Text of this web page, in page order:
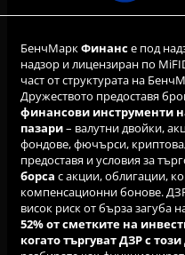
БенчМаркФинансе под
надзор и лицензиран по
част от структурата на
Дружеството предоставя
финансови инструменти
пазари– валутни двойки,
фондове, фючърси,
предоставя и условия за
борса с акции, облигации,
компенсационни бонове.
висок риск от бърза загуба
52% от сметките на
когато търгуват ДЗР с